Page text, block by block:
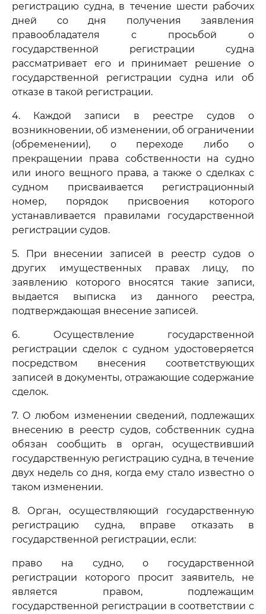
регистрацию судна, в течение шести рабочих
дней со дня получения заявления
правообладателя с просьбой о
государственной регистрации судна
рассматривает его и принимает решение о
государственной регистрации судна или об
отказе в такой регистрации.
4. Каждой записи в реестре судов о
возникновении, об изменении, об ограничении
(обременении), о переходе либо о
прекращении права собственности на судно
или иного вещного права, а также о сделках с
судном присваивается регистрационный
номер, порядок присвоения которого
устанавливается правилами государственной
регистрации судов.
5. При внесении записей в реестр судов о
других имущественных правах лицу, по
заявлению которого вносятся такие записи,
выдается выписка из данного реестра,
подтверждающая внесение записей.
6. Осуществление государственной
регистрации сделок с судном удостоверяется
посредством внесения соответствующих
записей в документы, отражающие содержание
сделок.
7. О любом изменении сведений, подлежащих
внесению в реестр судов, собственник судна
обязан сообщить в орган, осуществивший
государственную регистрацию судна, в течение
двух недель со дня, когда ему стало известно о
таком изменении.
8. Орган, осуществляющий государственную
регистрацию судна, вправе отказать в
государственной регистрации, если:
право на судно, о государственной
регистрации которого просит заявитель, не
является правом, подлежащим
государственной регистрации в соответствии с